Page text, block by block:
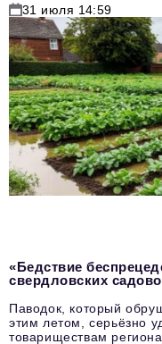
31 июля 14:59
«Бедствие
свердловских
Паводок, который
этим летом, серьёзно
товариществам